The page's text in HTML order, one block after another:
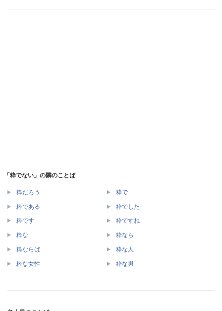
「粋でない」の隣のことば
粋だろう 粋で
粋である 粋でした
粋です 粋ですね
粋な 粋なら
粋ならば 粋な人
粋な女性 粋な男